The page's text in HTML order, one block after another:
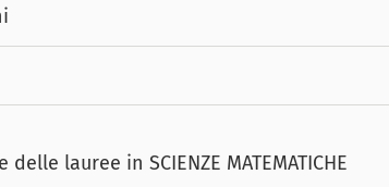
delle lauree in SCIENZE MATEMATICHE